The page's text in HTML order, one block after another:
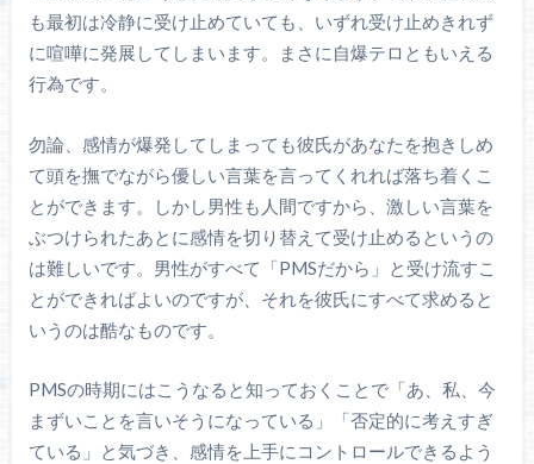
も最初は冷静に受け止めていても、いずれ受け止めきれず
に喧嘩に発展してしまいます。まさに自爆テロともいえる
行為です。
勿論、感情が爆発してしまっても彼氏があなたを抱きしめ
て頭を撫でながら優しい言葉を言ってくれれば落ち着くこ
とができます。しかし男性も人間ですから、激しい言葉を
ぶつけられたあとに感情を切り替えて受け止めるというの
は難しいです。男性がすべて「PMSだから」と受け流すこ
とができればよいのですが、それを彼氏にすべて求めると
いうのは酷なものです。
PMSの時期にはこうなると知っておくことで「あ、私、今
まずいことを言いそうになっている」「否定的に考えすぎ
ている」と気づき、感情を上手にコントロールできるよう